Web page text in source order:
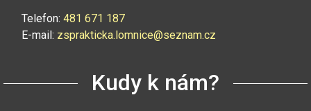
Telefon: 481 671 187
E-mail: zsprakticka.lomnice@seznam.cz
Kudy k nám?